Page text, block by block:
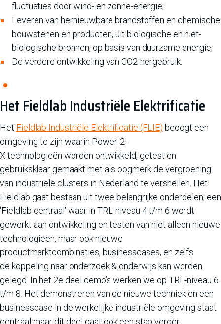
fluctuaties door wind- en zonne-energie;
Leveren van hernieuwbare brandstoffen en chemische
bouwstenen en producten, uit biologische en niet-
biologische bronnen, op basis van duurzame energie;
De verdere ontwikkeling van CO2-hergebruik.
Het Fieldlab Industriële Elektrificatie
Het Fieldlab Industriële Elektrificatie (FLIE) beoogt een
omgeving te zijn waarin Power-2-
X technologieën worden ontwikkeld, getest en
gebruiksklaar gemaakt met als oogmerk de vergroening
van industriële clusters in Nederland te versnellen. Het
Fieldlab gaat bestaan uit twee belangrijke onderdelen; een
'Fieldlab centraal' waar in TRL-niveau 4 t/m 6 wordt
gewerkt aan ontwikkeling en testen van niet alleen nieuwe
technologieën, maar ook nieuwe
productmarktcombinaties, businesscases, en zelfs
de koppeling naar onderzoek & onderwijs kan worden
gelegd. In het 2e deel demo’s werken we op TRL-niveau 6
t/m 8. Het demonstreren van de nieuwe techniek en een
businesscase in de werkelijke industriële omgeving staat
centraal maar dit deel gaat ook een stap verder.